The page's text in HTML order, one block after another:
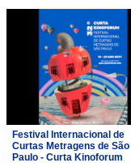
Festival Internacional de
Curtas Metragens de São
Paulo - Curta Kinoforum